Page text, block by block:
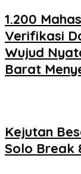
1.200
Verifikasi
Wujud
Barat
Kejutan
Solo Break